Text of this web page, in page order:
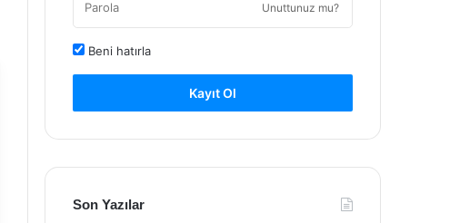
Unuttunuz mu?
Beni hatırla
Kayıt Ol
Son Yazılar